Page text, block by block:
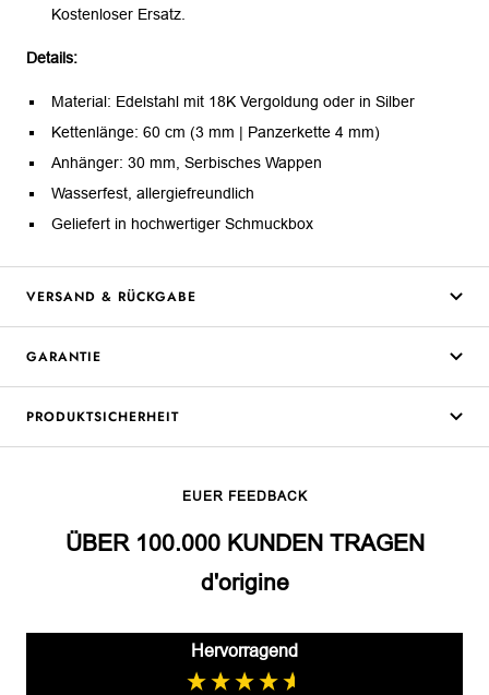
Kostenloser Ersatz.
Details:
Material: Edelstahl mit 18K Vergoldung oder in Silber
Kettenlänge: 60 cm (3 mm | Panzerkette 4 mm)
Anhänger: 30 mm, Serbisches Wappen
Wasserfest, allergiefreundlich
Geliefert in hochwertiger Schmuckbox
VERSAND & RÜCKGABE
GARANTIE
PRODUKTSICHERHEIT
EUER FEEDBACK
ÜBER 100.000 KUNDEN TRAGEN
d'origine
Hervorragend